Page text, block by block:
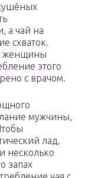
а чай на
схваток.
женщины
этого
с врачом.
мужчины,
лад,
несколько
запах